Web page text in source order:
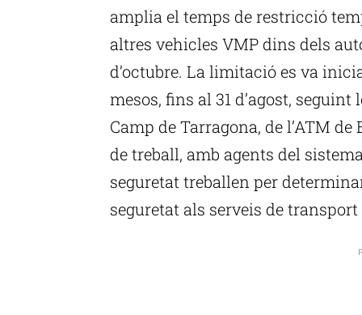
amplia el temps de restricció
altres vehicles VMP dins dels
d’octubre. La limitació es va
mesos, fins al 31 d’agost,
Camp de Tarragona, de l’ATM
de treball, amb agents del
seguretat treballen per
seguretat als serveis de